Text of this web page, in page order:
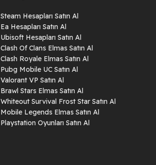
Steam Hesapları Satın Al
Ea Hesapları Satın Al
Ubisoft Hesapları Satın Al
Clash Of Clans Elmas Satın Al
Clash Royale Elmas Satın Al
Pubg Mobile UC Satın Al
Valorant VP Satın Al
Brawl Stars Elmas Satın Al
Whiteout Survival Frost Star Satın Al
Mobile Legends Elmas Satın Al
Playstation Oyunları Satın Al